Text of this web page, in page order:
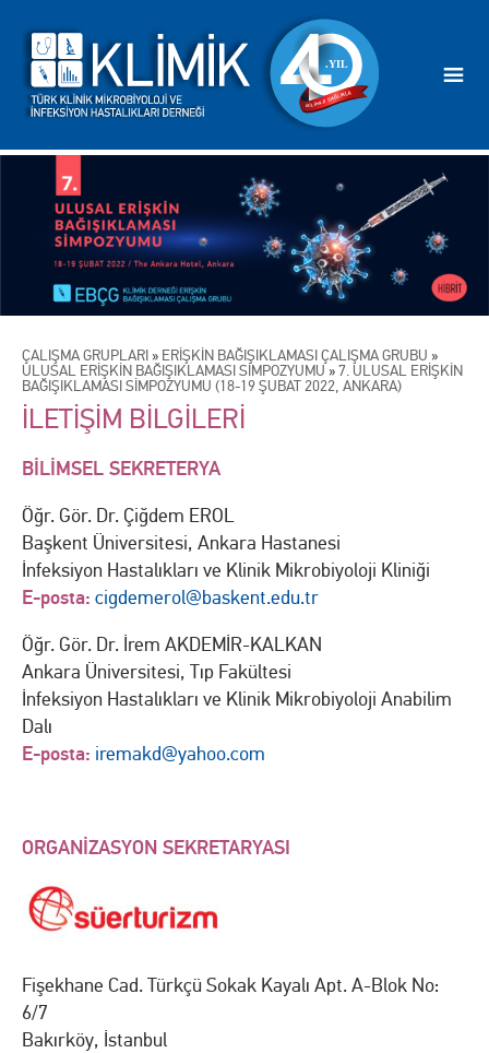
ÇALIŞMA GRUPLARI » ERİŞKİN BAĞIŞIKLAMASI ÇALIŞMA GRUBU »
ULUSAL ERİŞKİN BAĞIŞIKLAMASI SİMPOZYUMU »7. ULUSAL ERİŞKİN
BAĞIŞIKLAMASI SİMPOZYUMU (18-19 ŞUBAT 2022, ANKARA)
İLETİŞİM BİLGİLERİ
BİLİMSEL SEKRETERYA
Öğr. Gör. Dr. Çiğdem EROL
Başkent Üniversitesi, Ankara Hastanesi
İnfeksiyon Hastalıkları ve Klinik Mikrobiyoloji Kliniği
E-posta: cigdemerol@baskent.edu.tr
Öğr. Gör. Dr. İrem AKDEMİR-KALKAN
Ankara Üniversitesi, Tıp Fakültesi
İnfeksiyon Hastalıkları ve Klinik Mikrobiyoloji Anabilim
Dalı
E-posta: iremakd@yahoo.com
ORGANİZASYON SEKRETARYASI
Fişekhane Cad. Türkçü Sokak Kayalı Apt. A-Blok No:
6/7
Bakırköy, İstanbul